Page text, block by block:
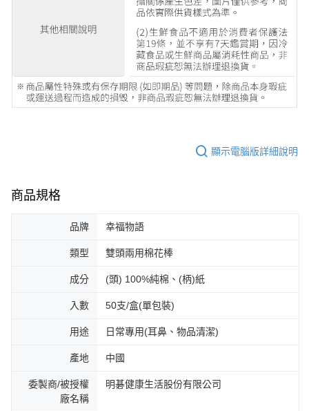
顯示電腦版詳細說明
商品規格
品牌 幸福物語
類型 雙頭兩用棉花棒
成分 (頭) 100%純棉、(柄)紙
入數 50支/盒(單包裝)
用途 日常專用(耳鼻、物品清潔)
產地 中國
委製商/被授權
廠名稱
明碁健康生活股份有限公司